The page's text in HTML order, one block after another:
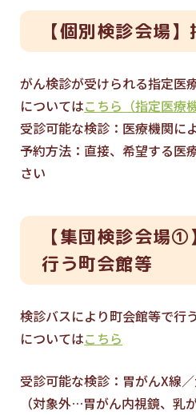
【個別検診会場
がん検診が受けられる指定医
についてはこちら（指定医療
受診可能な検診：医療機関に
予約方法：直接、希望する医
さい
【集団検診会場①
行う町会館等
検診バスにより町会館等で行
についてはこちら
受診可能な検診：胃がんX線
（対象外…胃がん内視鏡、乳